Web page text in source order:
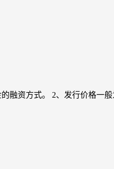
融资方式。 2、发行价格一